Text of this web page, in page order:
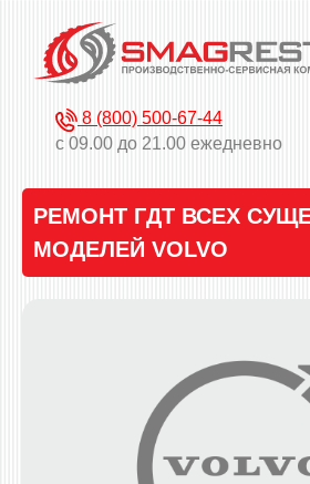
8 (800) 500-67-44
с 09.00 до 21.00 ежедневно
РЕМОНТ ГДТ ВСЕХ
МОДЕЛЕЙ VOLVO